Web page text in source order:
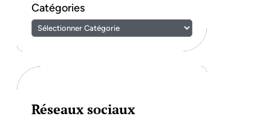
Catégories
Réseaux sociaux